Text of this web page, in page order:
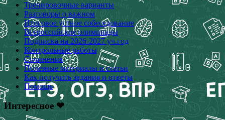
Тренировочные варианты
Разговоры о важном
Итоговое устное собеседование
Всероссийские олимпиады
Подписка на 2026-2027 уч.год
Контрольные работы
Сочинения
Полезные материалы и статьи
Как получить задания и ответы
Помощь
Интересное ❤